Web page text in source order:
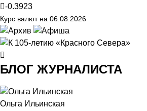
-0.3923
Курс валют на 06.08.2026
БЛОГ ЖУРНАЛИСТА
Ольга Ильинская